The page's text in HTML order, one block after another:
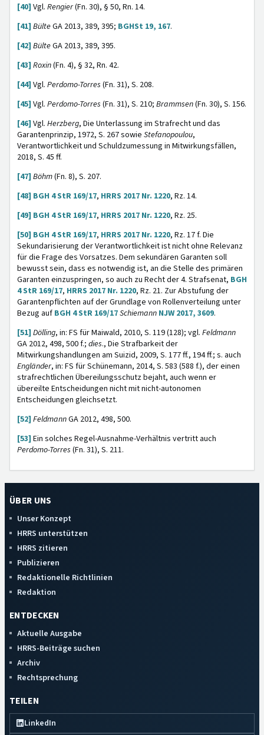
[40] Vgl. Rengier(Fn. 30), § 50, Rn. 14.
[41] BülteGA 2013, 389, 395; BGHSt 19, 167.
[42] BülteGA 2013, 389, 395.
[43] Roxin(Fn. 4), § 32, Rn. 42.
[44] Vgl. Perdomo-Torres (Fn. 31), S. 208.
[45] Vgl. Perdomo-Torres (Fn. 31), S. 210; Brammsen(Fn. 30), S. 156.
[46] Vgl. Herzberg, Die Unterlassung im Strafrecht und das
Garantenprinzip, 1972, S. 267 sowie Stefanopoulou,
Verantwortlichkeit und Schuldzumessung in Mitwirkungsfällen,
2018, S. 45 ff.
[47] Böhm(Fn. 8), S. 207.
[48] BGH 4 StR 169/17, HRRS 2017 Nr. 1220, Rz. 14.
[49] BGH 4 StR 169/17, HRRS 2017 Nr. 1220, Rz. 25.
[50] BGH 4 StR 169/17, HRRS 2017 Nr. 1220, Rz. 17 f. Die
Sekundarisierung der Verantwortlichkeit ist nicht ohne Relevanz
für die Frage des Vorsatzes. Dem sekundären Garanten soll
bewusst sein, dass es notwendig ist, an die Stelle des primären
Garanten einzuspringen, so auch zu Recht der 4. Strafsenat, BGH
4 StR 169/17, HRRS 2017 Nr. 1220, Rz. 21. Zur Abstufung der
Garantenpflichten auf der Grundlage von Rollenverteilung unter
Bezug auf BGH 4 StR 169/17Schiemann NJW 2017, 3609.
[51] Dölling, in: FS für Maiwald, 2010, S. 119 (128); vgl. Feldmann
GA 2012, 498, 500 f.; dies., Die Strafbarkeit der
Mitwirkungshandlungen am Suizid, 2009, S. 177 ff., 194 ff.; s. auch
Engländer, in: FS für Schünemann, 2014, S. 583 (588 f.), der einen
strafrechtlichen Übereilungsschutz bejaht, auch wenn er
übereilte Entscheidungen nicht mit nicht-autonomen
Entscheidungen gleichsetzt.
[52] FeldmannGA 2012, 498, 500.
[53] Ein solches Regel-Ausnahme-Verhältnis vertritt auch
Perdomo-Torres (Fn. 31), S. 211.
ÜBER UNS
Unser Konzept
HRRS unterstützen
HRRS zitieren
Publizieren
Redaktionelle Richtlinien
Redaktion
ENTDECKEN
Aktuelle Ausgabe
HRRS-Beiträge suchen
Archiv
Rechtsprechung
TEILEN
LinkedIn